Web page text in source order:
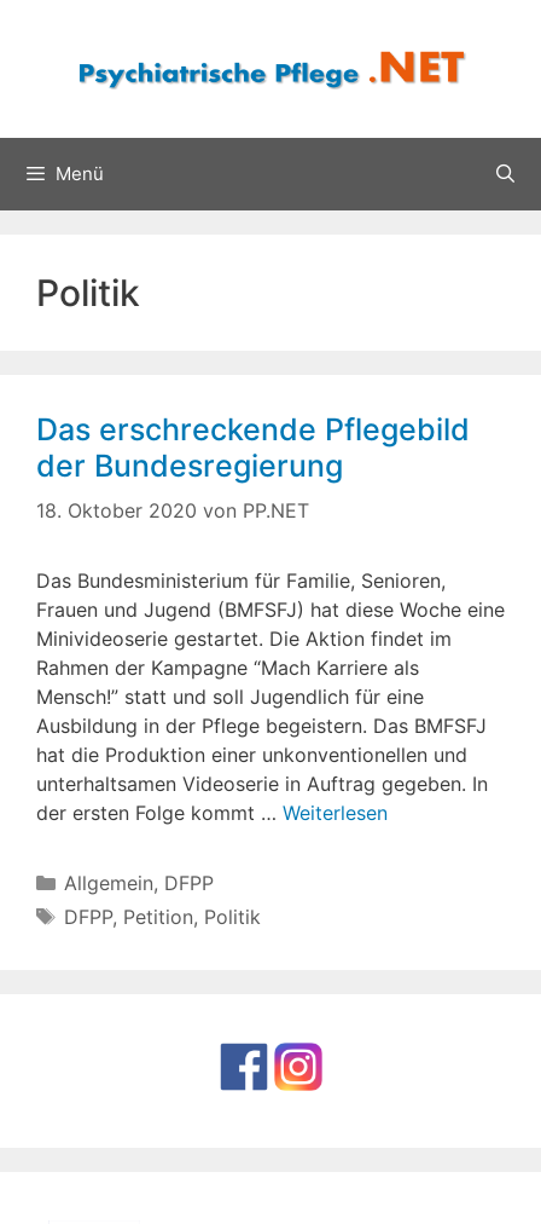
Menü
Politik
Das erschreckende Pflegebild
der Bundesregierung
18. Oktober 2020 von PP.NET
Das Bundesministerium für Familie, Senioren,
Frauen und Jugend (BMFSFJ) hat diese Woche eine
Minivideoserie gestartet. Die Aktion findet im
Rahmen der Kampagne “Mach Karriere als
Mensch!” statt und soll Jugendlich für eine
Ausbildung in der Pflege begeistern. Das BMFSFJ
hat die Produktion einer unkonventionellen und
unterhaltsamen Videoserie in Auftrag gegeben. In
der ersten Folge kommt … Weiterlesen
Kategorien
Allgemein, DFPP
Schlagwörter
DFPP, Petition, Politik